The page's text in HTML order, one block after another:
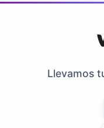
Llevamos